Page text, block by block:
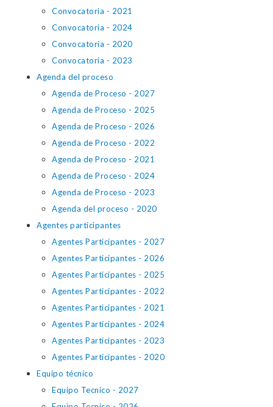
Convocatoria - 2021
Convocatoria - 2024
Convocatoria - 2020
Convocatoria - 2023
Agenda del proceso
Agenda de Proceso - 2027
Agenda de Proceso - 2025
Agenda de Proceso - 2026
Agenda de Proceso - 2022
Agenda de Proceso - 2021
Agenda de Proceso - 2024
Agenda de Proceso - 2023
Agenda del proceso - 2020
Agentes participantes
Agentes Participantes - 2027
Agentes Participantes - 2026
Agentes Participantes - 2025
Agentes Participantes - 2022
Agentes Participantes - 2021
Agentes Participantes - 2024
Agentes Participantes - 2023
Agentes Participantes - 2020
Equipo técnico
Equipo Tecnico - 2027